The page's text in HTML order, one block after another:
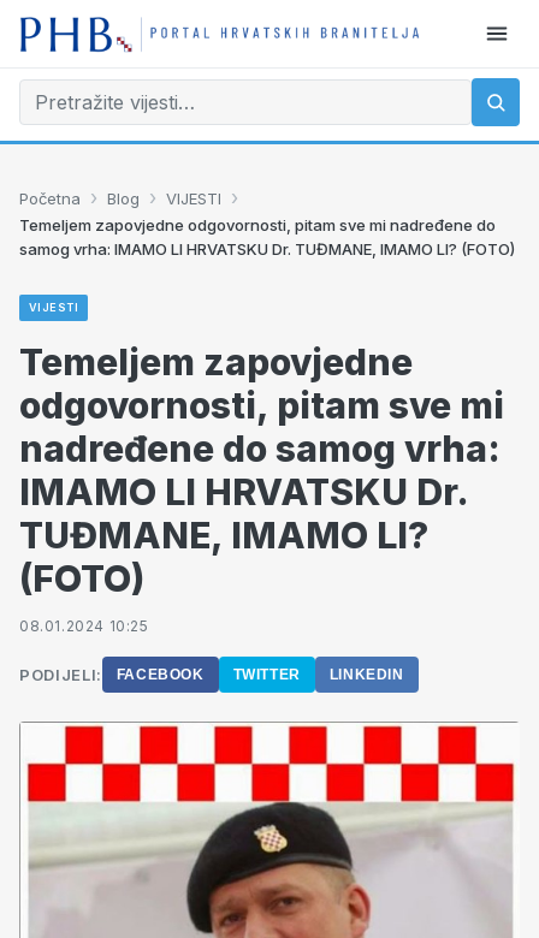
Početna › Blog › VIJESTI ›
Temeljem zapovjedne odgovornosti, pitam sve mi nadređene do
samog vrha: IMAMO LI HRVATSKU Dr. TUĐMANE, IMAMO LI? (FOTO)
VIJESTI
Temeljem zapovjedne
odgovornosti, pitam sve mi
nadređene do samog vrha:
IMAMO LI HRVATSKU Dr.
TUĐMANE, IMAMO LI?
(FOTO)
08.01.2024 10:25
PODIJELI: FACEBOOK TWITTER LINKEDIN